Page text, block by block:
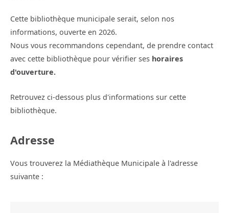
Cette bibliothèque municipale serait, selon nos
informations, ouverte en 2026.
Nous vous recommandons cependant, de prendre contact
avec cette bibliothèque pour vérifier ses horaires
d'ouverture.
Retrouvez ci-dessous plus d'informations sur cette
bibliothèque.
Adresse
Vous trouverez la Médiathèque Municipale à l'adresse
suivante :